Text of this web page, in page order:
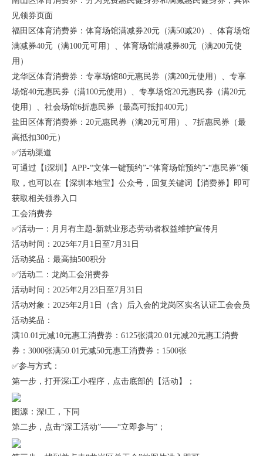
见领券页面
福田区体育消费券：体育场馆满减券20元（满50减20）、体育场馆
满减券40元（满100元可用）、体育场馆满减券80元（满200元使
用）
龙华区体育消费券：专享场馆80元惠民券（满200元使用）、专享
场馆40元惠民券（满100元使用）、专享场馆20元惠民券（满20元
使用）、社会场馆6折惠民券（最高可抵扣400元）
盐田区体育消费券：20元惠民券（满20元可用）、7折惠民券（最
高抵扣300元）
✅活动渠道
可通过【i深圳】APP-“文体一键预约”-“体育场馆预约”-“惠民券”领
取，也可以在【深圳本地宝】公众号，回复关键词【消费券】即可
获取相关领券入口
工会消费券
✅活动一：月月有主题-新就业形态劳动者权益维护宣传月
活动时间：2025年7月1日至7月31日
活动奖品：最高抽500积分
✅活动二：龙岗工会消费券
活动时间：2025年2月23日至7月31日
活动对象：2025年2月1日（含）后入会的龙岗区实名认证工会会员
活动奖品：
满10.01元减10元惠工消费券：6125张满20.01元减20元惠工消费
券：3000张满50.01元减50元惠工消费券：1500张
✅参与方式：
第一步，打开深i工小程序，点击底部的【活动】；
图源：深i工，下同
第二步，点击“深工活动”——“立即参与”；